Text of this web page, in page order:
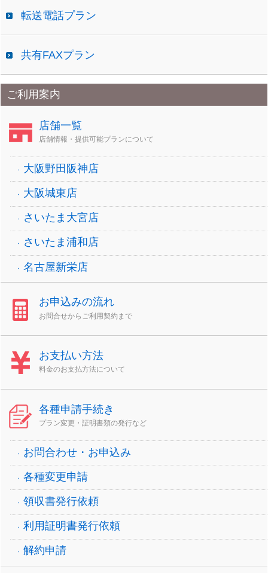
転送電話プラン
共有FAXプラン
ご利用案内
店舗一覧
店舗情報・提供可能プランについて
大阪野田阪神店
大阪城東店
さいたま大宮店
さいたま浦和店
名古屋新栄店
お申込みの流れ
お問合せからご利用契約まで
お支払い方法
料金のお支払方法について
各種申請手続き
プラン変更・証明書類の発行など
お問合わせ・お申込み
各種変更申請
領収書発行依頼
利用証明書発行依頼
解約申請